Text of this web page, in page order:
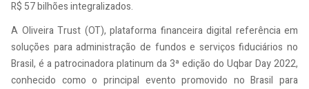
R$ 57 bilhões integralizados.
A Oliveira Trust (OT), plataforma financeira digital referência em
soluções para administração de fundos e serviços fiduciários no
Brasil, é a patrocinadora platinum da 3ª edição do Uqbar Day 2022,
conhecido como o principal evento promovido no Brasil para